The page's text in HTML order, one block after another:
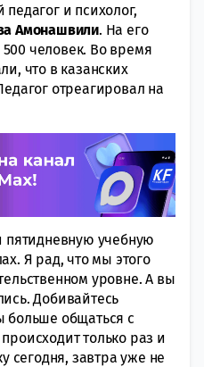
и психолог,
Амонашвили. На его
человек. Во время
что в казанских
отреагировал на
учебную
Я рад, что мы этого
уровне. А вы
Добивайтесь
больше общаться с
только раз и
сегодня, завтра уже не